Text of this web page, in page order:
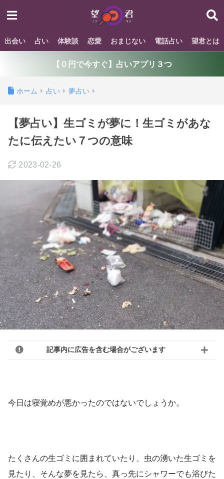
出会い 占い 体験談 恋愛 おまじない 電話占い 望君とは
【０円で今すぐ】占いアプリ３つ
ホーム 占い 夢占い
【夢占い】生ゴミが夢に！生ゴミがあな
たに伝えたい７つの意味
2023-02-26
記事内に広告を含む場合がございます
今日は寝覚めが悪かったのではないでしょうか。
たくさんの生ゴミに囲まれていたり、虫の湧いた生ゴミを
見たり、そんな夢を見たら、真っ先にシャワーでも浴びた